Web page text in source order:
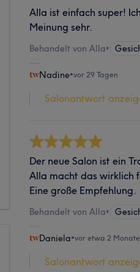
Alla ist einfach super!
Meinung sehr.
Behandelt von Alla•
Nadine•vor 29 Tagen
Salonantwort
Der neue Salon ist ein
Alla macht das wirklich
Eine große Empfehlung.
Behandelt von Alla•
Daniela•vor etwa 2
Salonantwort